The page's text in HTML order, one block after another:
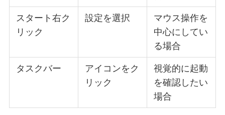
スタート右ク
リック
設定を選択
マウス操作を
中心にしてい
る場合
タスクバー
アイコンをク
リック
視覚的に起動
を確認したい
場合